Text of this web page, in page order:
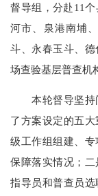
督导组，分赴1 1个
河市、泉港南埔
斗、永春玉斗、
场查验基层普查机
本轮督导坚
了方案设定的五大
级工作组组建、专
保障落实情况 ；二
指导员和普查员